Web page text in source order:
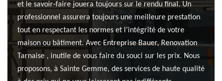
et le savoir-faire jouera toujours sur le rendu final. Un
professionnel assurera toujours une meilleure prestation
tout en respectant les normes et l’intégrité de votre
maison ou bâtiment. Avec Entreprise Bauer, Renovation
Tarnaise , inutile de vous faire du souci sur les prix. Nous
proposons, à Sainte Gemme, des services de haute qualité